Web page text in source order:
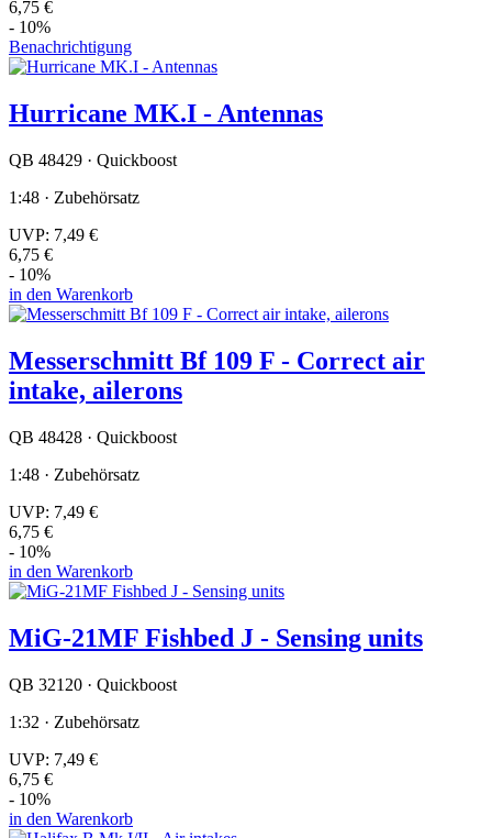
6,75 €
- 10%
Benachrichtigung
Hurricane MK.I - Antennas
QB 48429 · Quickboost
1:48 · Zubehörsatz
UVP: 7,49 €
6,75 €
- 10%
in den Warenkorb
Messerschmitt Bf 109 F - Correct air
intake, ailerons
QB 48428 · Quickboost
1:48 · Zubehörsatz
UVP: 7,49 €
6,75 €
- 10%
in den Warenkorb
MiG-21MF Fishbed J - Sensing units
QB 32120 · Quickboost
1:32 · Zubehörsatz
UVP: 7,49 €
6,75 €
- 10%
in den Warenkorb